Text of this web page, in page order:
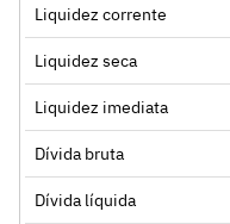
Liquidez corrente
Liquidez seca
Liquidez imediata
Dívida bruta
Dívida líquida